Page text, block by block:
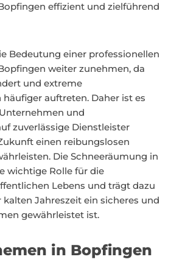
effizient und zielführend
Bedeutung einer professionellen
weiter zunehmen, da
und extreme
auftreten. Daher ist es
und
zuverlässige Dienstleister
einen reibungslosen
Die Schneeräumung in
wichtige Rolle für die
Lebens und trägt dazu
kalten Jahreszeit ein sicheres und
gewährleistet ist.
in Bopfingen